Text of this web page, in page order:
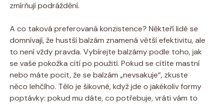
zmírňují podráždění.
A co taková preferovaná konzistence? Někteří lidé se
domnívají, že hustší balzám znamená větší efektivitu, ale
to není vždy pravda. Vybírejte balzámy podle toho, jak
se vaše pokožka cítí po použití. Pokud se cítíte mastní
nebo máte pocit, že se balzám „nevsakuje“, zkuste
něco lehčího. Tělo je šikovné, když jde o jakékoliv formy
poptávky: pokud mu dáte, co potřebuje, vráti vám to